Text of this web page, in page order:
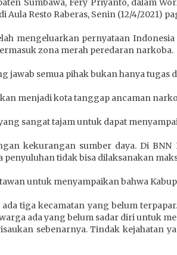
Sumbawa, Fery Priyanto, dalam
Resto Raberas, Senin (12/4/2021)
mengeluarkan pernyataan
zona merah peredaran narkoba.
semua pihak bukan hanya tugas
menjadi kota tanggap ancaman
sangat tajam untuk dapat
kekurangan sumber daya. Di
tidak bisa dilaksanakan
untuk menyampaikan bahwa
tiga kecamatan yang belum
ada yang belum sadar diri untuk
sebenarnya. Tindak kejahatan